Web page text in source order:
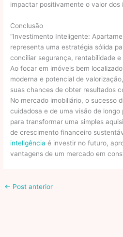
impactar positivamente o valor dos
Conclusão
“Investimento Inteligente:
representa uma estratégia sólida
conciliar segurança, rentabilidade
Ao focar em imóveis bem
moderna e potencial de
suas chances de obter resultados
No mercado imobiliário, o sucesso
cuidadosa e de uma visão de
para transformar uma simples
de crescimento financeiro
inteligência é investir no futuro,
vantagens de um mercado em
← Post anterior